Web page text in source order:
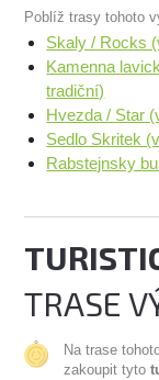
Poblíž trasy tohoto
Skaly / Rocks
Kamenna
tradiční)
Hvezda / Star
Sedlo Skritek
Rabstejnsky
TRASE
Na trase
zakoupit tyto